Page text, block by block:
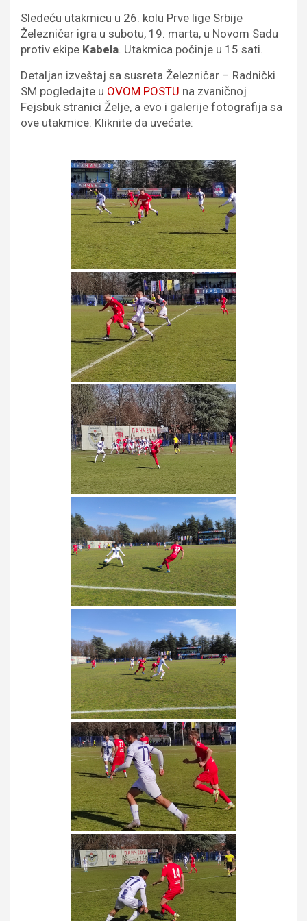
Sledeću utakmicu u 26. kolu Prve lige Srbije
Železničar igra u subotu, 19. marta, u Novom Sadu
protiv ekipe Kabela. Utakmica počinje u 15 sati.
Detaljan izveštaj sa susreta Železničar – Radnički
SM pogledajte u OVOM POSTU na zvaničnoj
Fejsbuk stranici Želje, a evo i galerije fotografija sa
ove utakmice. Kliknite da uvećate: